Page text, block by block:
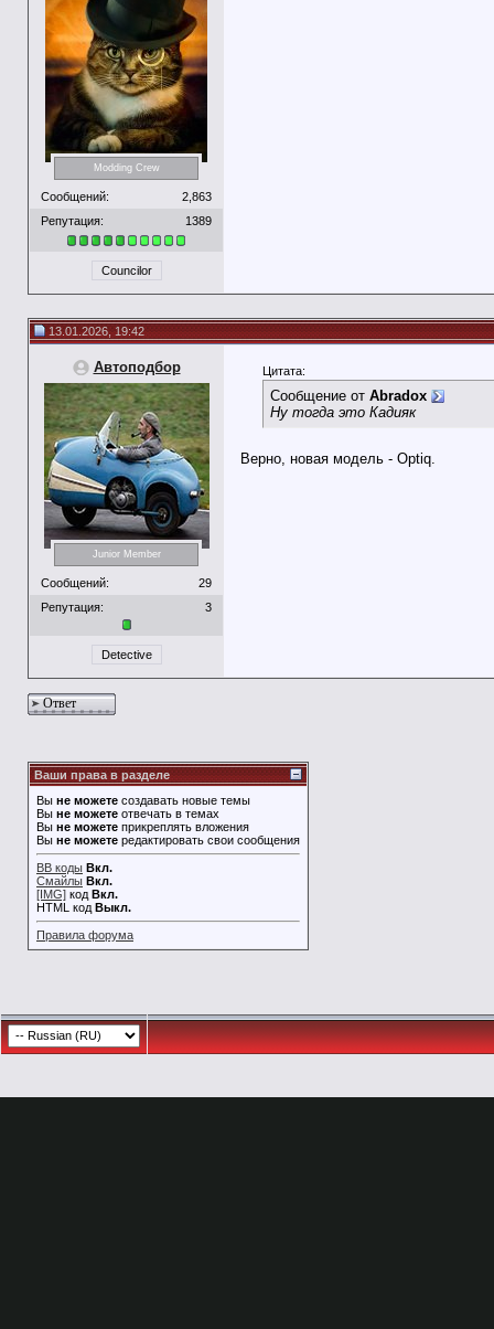
Modding Crew
Сообщений:
2,863
Репутация:
1389
Councilor
13.01.2026, 19:42
Автоподбор
Junior Member
Сообщений:
29
Репутация:
3
Detective
Цитата:
Сообщение от Abradox
Ну тогда это Кадияк
Верно, новая модель - Optiq.
Ответ
Ваши права в разделе
Вы не можете создавать новые темы
Вы не можете отвечать в темах
Вы не можете прикреплять вложения
Вы не можете редактировать свои сообщения
BB коды Вкл.
Смайлы Вкл.
[IMG] код Вкл.
HTML код Выкл.
Правила форума